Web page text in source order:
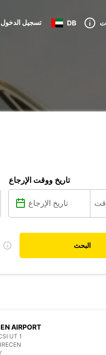
Loginتسجيل الدخول DB
تاريخ ووقت الإرجاع
البحث
AIRPORT
UT 1